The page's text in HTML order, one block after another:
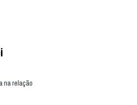
na relação